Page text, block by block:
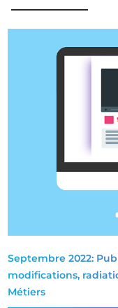
Septembre 2022:
modifications,
Métiers